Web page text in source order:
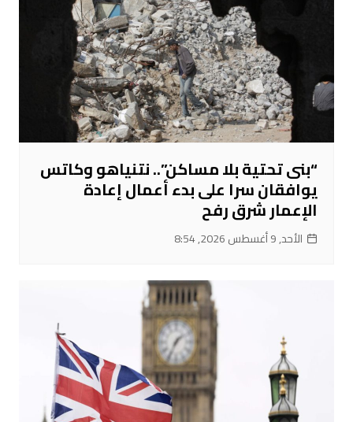
“بنى تحتية بلا مساكن”.. نتنياهو وكاتس
يوافقان سرا على بدء أعمال إعادة
الإعمار شرق رفح
الأحد, 9 أغسطس 2026, 8:54